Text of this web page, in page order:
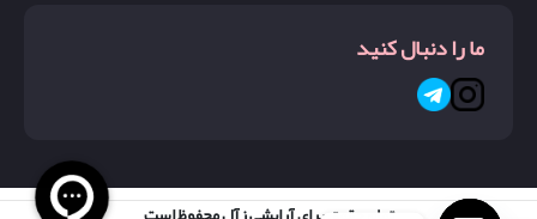
ما را دنبال کنید